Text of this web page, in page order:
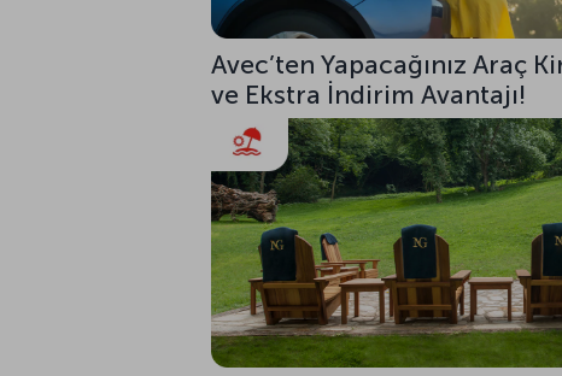
Avec’ten Yapacağınız Araç
ve Ekstra İndirim Avantajı!